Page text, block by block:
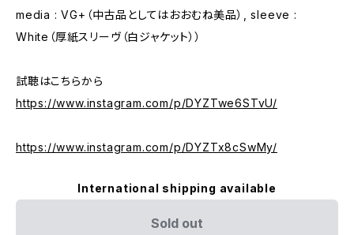
media : VG+（中古品としてはおおむね美品）, sleeve :
White（厚紙スリーヴ（白ジャケット））
試聴はこちらから
https://www.instagram.com/p/DYZTwe6STvU/
https://www.instagram.com/p/DYZTx8cSwMy/
International shipping available
Sold out